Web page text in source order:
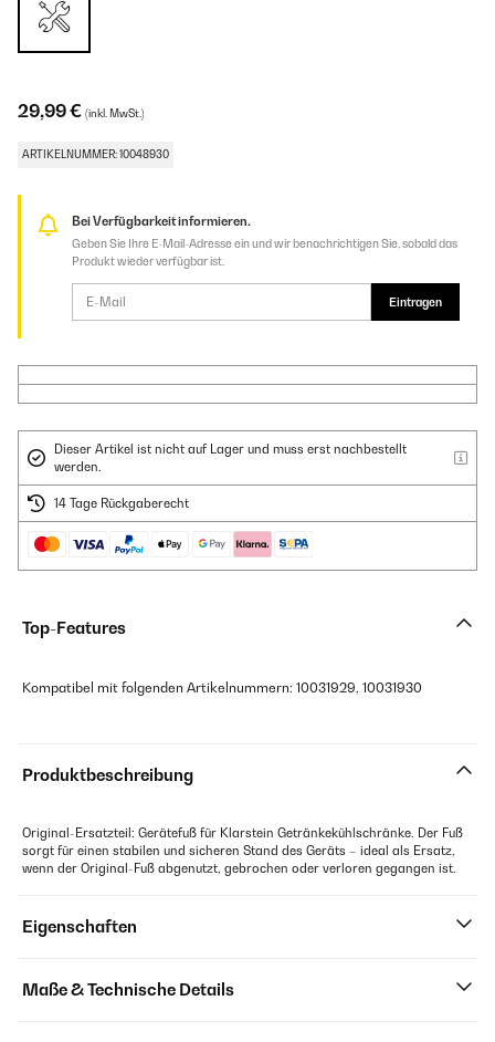
29,99 € (inkl. MwSt.)
ARTIKELNUMMER: 10048930
Bei Verfügbarkeit informieren.
Geben Sie Ihre E-Mail-Adresse ein und wir benachrichtigen Sie, sobald das
Produkt wieder verfügbar ist.
Eintragen
Dieser Artikel ist nicht auf Lager und muss erst nachbestellt
werden.
14 Tage Rückgaberecht
Top-Features
Kompatibel mit folgenden Artikelnummern: 10031929, 10031930
Produktbeschreibung
Original-Ersatzteil: Gerätefuß für Klarstein Getränkekühlschränke. Der Fuß
sorgt für einen stabilen und sicheren Stand des Geräts – ideal als Ersatz,
wenn der Original-Fuß abgenutzt, gebrochen oder verloren gegangen ist.
Eigenschaften
Maße & Technische Details